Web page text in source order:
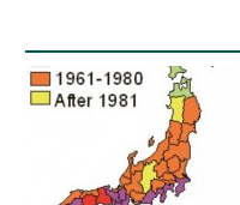
이미지 목록